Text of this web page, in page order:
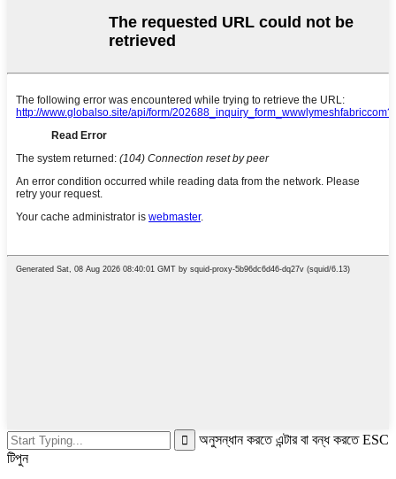
অনুসন্ধান করতে এন্টার বা বন্ধ করতে ESC
টিপুন